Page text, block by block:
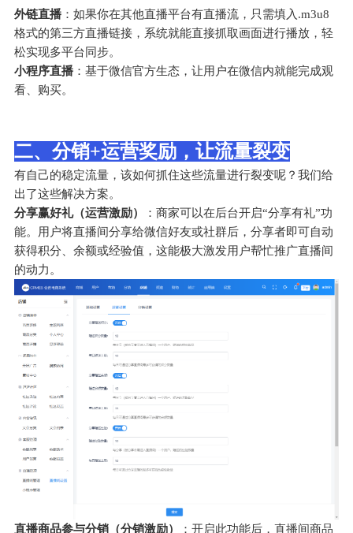
外链直播：如果你在其他直播平台有直播流，只需填入.m3u8
格式的第三方直播链接，系统就能直接抓取画面进行播放，轻
松实现多平台同步。
小程序直播：基于微信官方生态，让用户在微信内就能完成观
看、购买。
二、分销+运营奖励，让流量裂变
有自己的稳定流量，该如何抓住这些流量进行裂变呢？我们给
出了这些解决方案。
分享赢好礼（运营激励）
：商家可以在后台开启“分享有礼”功
能。用户将直播间分享给微信好友或社群后，分享者即可自动
获得积分、余额或经验值，这能极大激发用户帮忙推广直播间
的动力。
直播商品参与分销（分销激励）
：开启此功能后，直播间商品